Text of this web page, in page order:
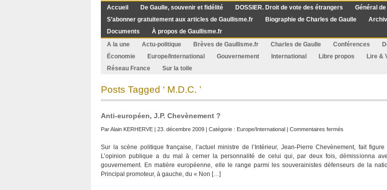
Accueil De Gaulle, souvenir et fidélité DOSSIER. Droit de vote des étrangers Général
S’abonner gratuitement aux articles de Gaullisme.fr
Biographie de Charles de Gaulle
Documents
À propos de Gaullisme.fr
A la une
Actu-politique Brèves de Gaullisme.fr Charles de Gaulle Conférences
Économie
Europe/International Gouvernement International Libre propos Lire &
Réseau France
Sur la toile
Posts Tagged ‘ M.D.C. ’
Anti-européen, J.P. Chevènement ?
ParAlain KERHERVE | 23. décembre 2009 | Catégorie : Europe/International | Commentaires fermés
européen,
J.P.
Chevènement
Sur la scène politique française, l’actuel ministre de l’Intérieur, Jean-Pierre Chevènement, fait figure
L’opinion publique a du mal à cerner la personnalité de celui qui, par deux fois, démissionna
gouvernement. En matière européenne, elle le range parmi les souverainistes défenseurs de la
Principal promoteur, à gauche, du « Non […]